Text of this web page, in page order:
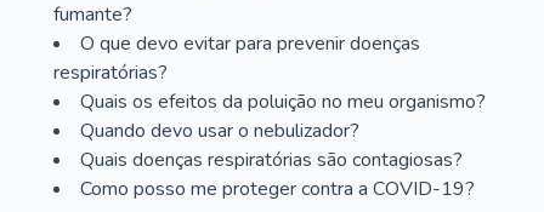
fumante?
O que devo evitar para prevenir doenças
respiratórias?
Quais os efeitos da poluição no meu organismo?
Quando devo usar o nebulizador?
Quais doenças respiratórias são contagiosas?
Como posso me proteger contra a COVID-19?